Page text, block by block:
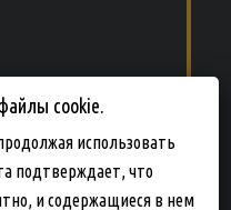
cookie.
использовать
подтверждает, что
и содержащиеся в нем